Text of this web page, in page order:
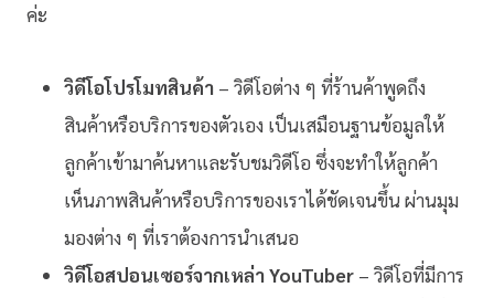
ค่ะ
วิดีโอโปรโมทสินค้า – วิดีโอต่าง ๆ ที่ร้านค้าพูดถึง
สินค้าหรือบริการของตัวเอง เป็นเสมือนฐานข้อมูลให้
ลูกค้าเข้ามาค้นหาและรับชมวิดีโอ ซึ่งจะทำให้ลูกค้า
เห็นภาพสินค้าหรือบริการของเราได้ชัดเจนขึ้น ผ่านมุม
มองต่าง ๆ ที่เราต้องการนำเสนอ
วิดีโอสปอนเซอร์จากเหล่า YouTuber – วิดีโอที่มีการ